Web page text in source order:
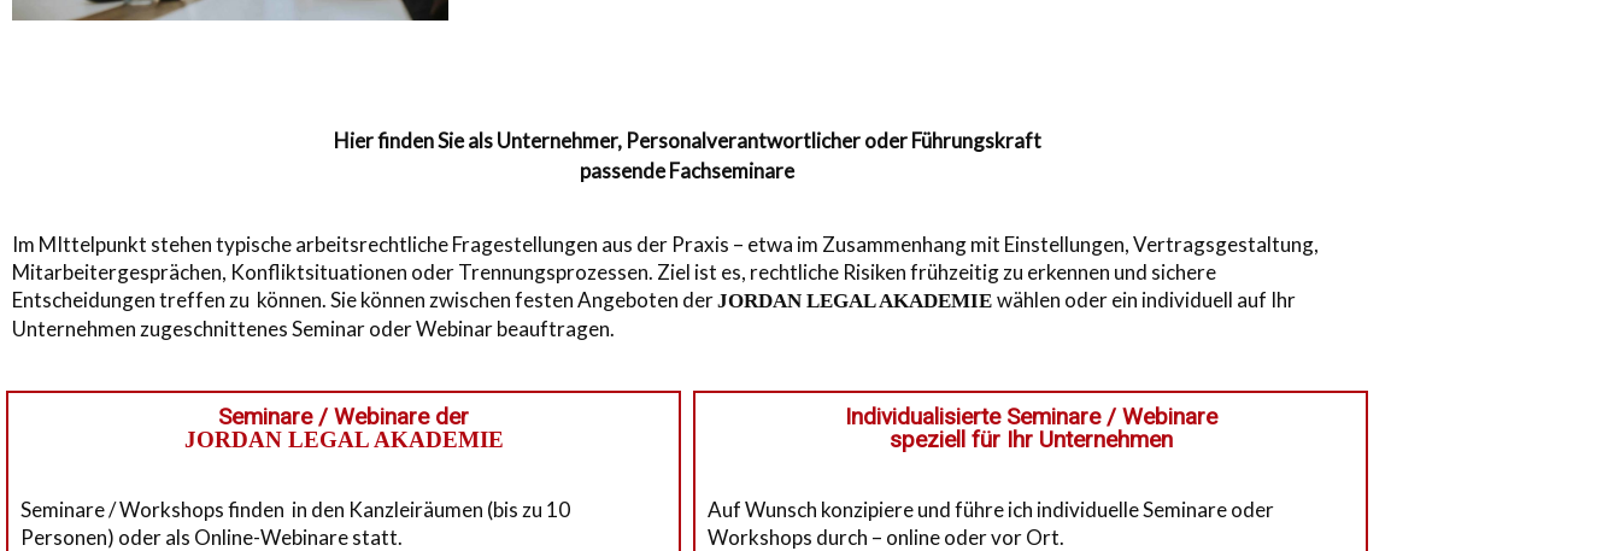
Hier finden Sie als Unternehmer, Personalverantwortlicher oder Führungskraft
passende Fachseminare
Im MIttelpunkt stehen typische arbeitsrechtliche Fragestellungen aus der Praxis – etwa im Zusammenhang mit Einstellungen, Vertragsgestaltung,
Mitarbeitergesprächen, Konfliktsituationen oder Trennungsprozessen. Ziel ist es, rechtliche Risiken frühzeitig zu erkennen und sichere
Entscheidungen treffen zu können. Sie können zwischen festen Angeboten derJORDAN LEGAL AKADEMIE wählen oder ein individuell auf Ihr
Unternehmen zugeschnittenes Seminar oder Webinar beauftragen.
Seminare / Webinare der
JORDAN LEGAL AKADEMIE
Seminare / Workshops finden in den Kanzleiräumen (bis zu 10
Personen) oder als Online-Webinare statt.
Individualisierte Seminare / Webinare
speziell für Ihr Unternehmen
Auf Wunsch konzipiere und führe ich individuelle Seminare oder
Workshops durch – online oder vor Ort.